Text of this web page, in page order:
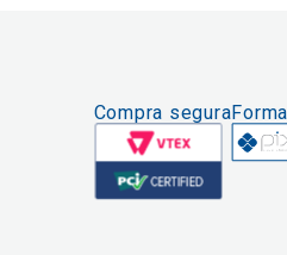
Compra segura